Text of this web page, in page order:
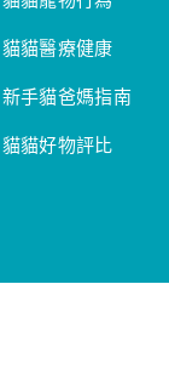
貓貓醫療健康
新手貓爸媽指南
貓貓好物評比